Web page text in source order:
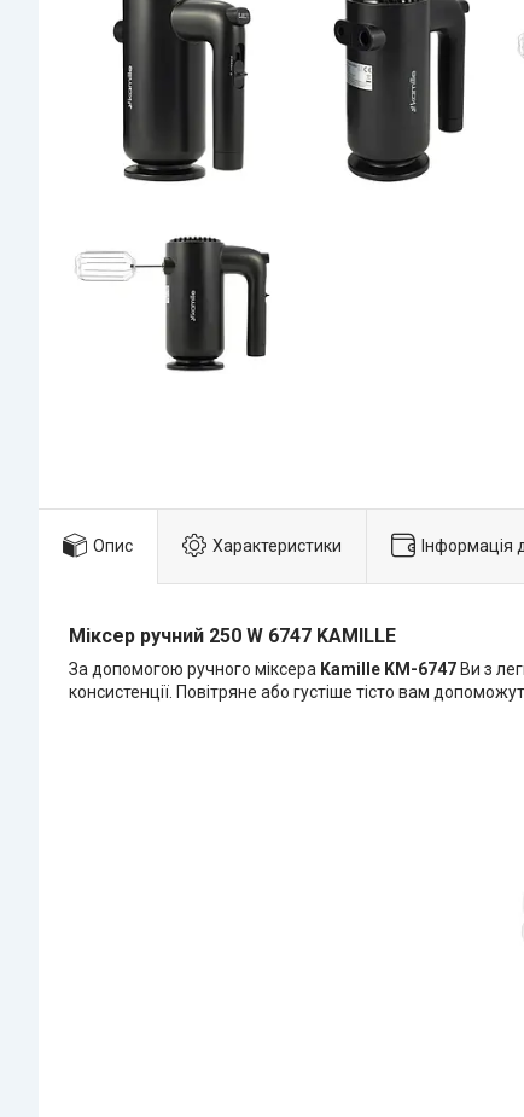
Опис Характеристики Інформація
Міксер ручний 250 W 6747 KAMILLE
За допомогою ручного міксера Kamille KM-6747 Ви з
консистенції. Повітряне або густіше тісто вам